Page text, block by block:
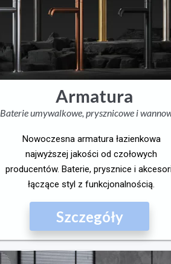
Nowoczesna armatura łazienkowa
najwyższej jakości od czołowych
producentów. Baterie, prysznice i
łączące styl z funkcjonalnością.
Armatura
Baterie umywalkowe, prysznicowe i
Szczegóły